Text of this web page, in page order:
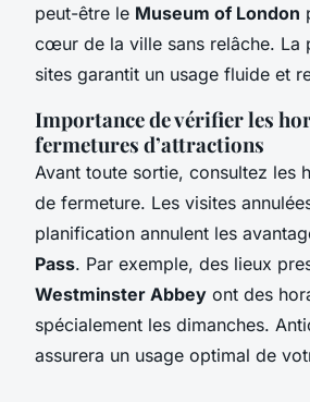
peut-être le Museum of London
cœur de la ville sans relâche. La
sites garantit un usage fluide et
Importance de vérifier les
fermetures d’attractions
Avant toute sortie, consultez les
de fermeture. Les visites
planification annulent les
Pass. Par exemple, des lieux
Westminster Abbey ont des
spécialement les dimanches.
assurera un usage optimal de